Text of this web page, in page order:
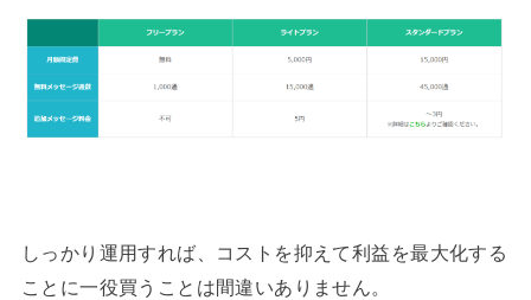
しっかり運用すれば、コストを抑えて利益を最大化する
ことに一役買うことは間違いありません。